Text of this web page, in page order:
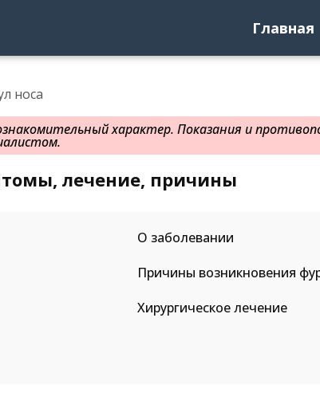
Главная
носа
характер. Показания и
лечение, причины
О заболевании
Причины возникновения
Хирургическое лечение